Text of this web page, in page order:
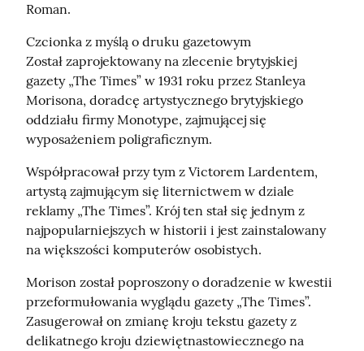
Roman.
Czcionka z myślą o druku gazetowym
Został zaprojektowany na zlecenie brytyjskiej
gazety „The Times” w 1931 roku przez Stanleya
Morisona, doradcę artystycznego brytyjskiego
oddziału firmy Monotype, zajmującej się
wyposażeniem poligraficznym.
Współpracował przy tym z Victorem Lardentem,
artystą zajmującym się liternictwem w dziale
reklamy „The Times”. Krój ten stał się jednym z
najpopularniejszych w historii i jest zainstalowany
na większości komputerów osobistych.
Morison został poproszony o doradzenie w kwestii
przeformułowania wyglądu gazety „The Times”.
Zasugerował on zmianę kroju tekstu gazety z
delikatnego kroju dziewiętnastowiecznego na